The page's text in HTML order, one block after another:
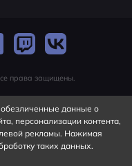
права защищены.
данные о
персонализации контента,
рекламы. Нажимая
таких данных.